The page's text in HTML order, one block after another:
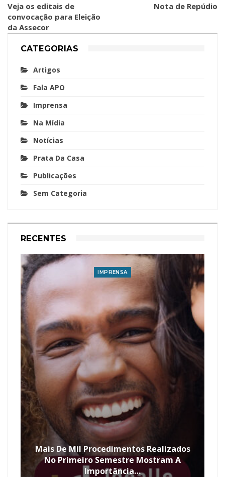
Veja os editais de
convocação para Eleição
da Assecor
Nota de Repúdio
CATEGORIAS
Artigos
Fala APO
Imprensa
Na Mídia
Notícias
Prata Da Casa
Publicações
Sem Categoria
RECENTES
IMPRENSA
Mais De Mil Procedimentos Realizados
No Primeiro Semestre Mostram A
Importância…